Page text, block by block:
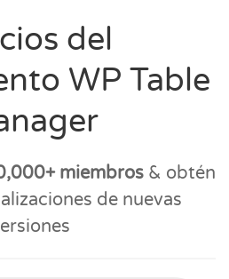
del
WP Table
miembros & obtén
de nuevas